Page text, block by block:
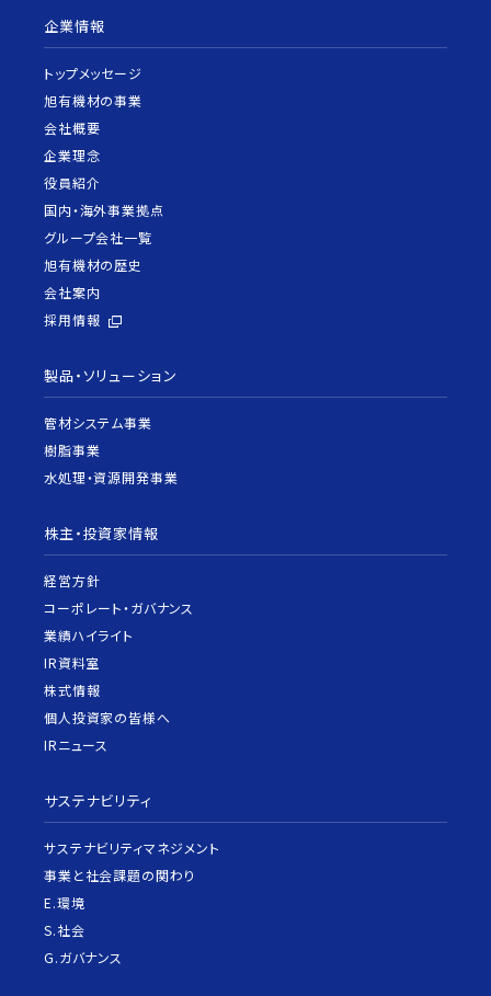
企業情報
トップメッセージ
旭有機材の事業
会社概要
企業理念
役員紹介
国内・海外事業拠点
グループ会社一覧
旭有機材の歴史
会社案内
採用情報
製品・ソリューション
管材システム事業
樹脂事業
水処理・資源開発事業
株主・投資家情報
経営方針
コーポレート・ガバナンス
業績ハイライト
IR資料室
株式情報
個人投資家の皆様へ
IRニュース
サステナビリティ
サステナビリティマネジメント
事業と社会課題の関わり
E.環境
S.社会
G.ガバナンス